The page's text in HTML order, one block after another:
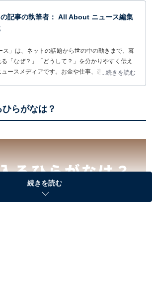
記事の執筆者： All About ニュース編集
ス」は、ネットの話題から世の中の動きまで、暮
「なぜ？」「どうして？」を分かりやすく伝え
ースメディアです。お金や仕事、恋愛、ITに関
...続きを読む
らがなは？
続きを読む